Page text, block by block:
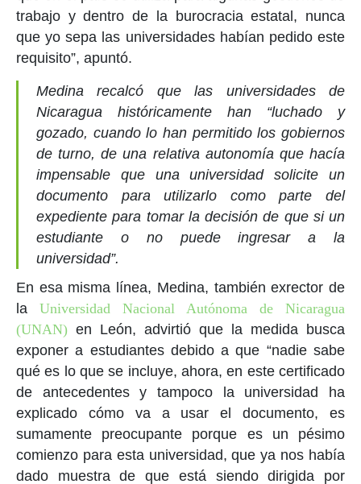
trabajo y dentro de la burocracia estatal, nunca
que yo sepa las universidades habían pedido este
requisito”, apuntó.
Medina recalcó que las universidades de
Nicaragua históricamente han “luchado y
gozado, cuando lo han permitido los gobiernos
de turno, de una relativa autonomía que hacía
impensable que una universidad solicite un
documento para utilizarlo como parte del
expediente para tomar la decisión de que si un
estudiante o no puede ingresar a la
universidad”.
En esa misma línea, Medina, también exrector de
la Universidad Nacional Autónoma de Nicaragua
(UNAN) en León, advirtió que la medida busca
exponer a estudiantes debido a que “nadie sabe
qué es lo que se incluye, ahora, en este certificado
de antecedentes y tampoco la universidad ha
explicado cómo va a usar el documento, es
sumamente preocupante porque es un pésimo
comienzo para esta universidad, que ya nos había
dado muestra de que está siendo dirigida por